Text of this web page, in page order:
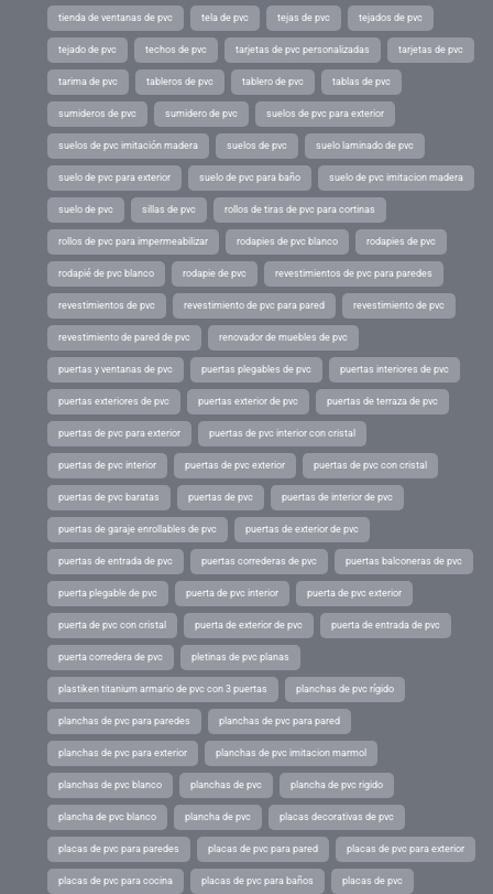
tienda de ventanas de pvc tela de pvc tejas de pvc tejados de pvc
tejado de pvc techos de pvc tarjetas de pvc personalizadas tarjetas de pvc
tarima de pvc tableros de pvc tablero de pvc tablas de pvc
sumideros de pvc sumidero de pvc suelos de pvc para exterior
suelos de pvc imitación madera suelos de pvc suelo laminado de pvc
suelo de pvc para exterior suelo de pvc para baño suelo de pvc imitacion madera
suelo de pvc sillas de pvc rollos de tiras de pvc para cortinas
rollos de pvc para impermeabilizar rodapies de pvc blanco rodapies de pvc
rodapié de pvc blanco rodapie de pvc revestimientos de pvc para paredes
revestimientos de pvc revestimiento de pvc para pared revestimiento de pvc
revestimiento de pared de pvc renovador de muebles de pvc
puertas y ventanas de pvc puertas plegables de pvc puertas interiores de pvc
puertas exteriores de pvc puertas exterior de pvc puertas de terraza de pvc
puertas de pvc para exterior puertas de pvc interior con cristal
puertas de pvc interior puertas de pvc exterior puertas de pvc con cristal
puertas de pvc baratas puertas de pvc puertas de interior de pvc
puertas de garaje enrollables de pvc puertas de exterior de pvc
puertas de entrada de pvc puertas correderas de pvc puertas balconeras de pvc
puerta plegable de pvc puerta de pvc interior puerta de pvc exterior
puerta de pvc con cristal puerta de exterior de pvc puerta de entrada de pvc
puerta corredera de pvc pletinas de pvc planas
plastiken titanium armario de pvc con 3 puertas planchas de pvc rígido
planchas de pvc para paredes planchas de pvc para pared
planchas de pvc para exterior planchas de pvc imitacion marmol
planchas de pvc blanco planchas de pvc plancha de pvc rigido
plancha de pvc blanco plancha de pvc placas decorativas de pvc
placas de pvc para paredes placas de pvc para pared placas de pvc para exterior
placas de pvc para cocina placas de pvc para baños placas de pvc